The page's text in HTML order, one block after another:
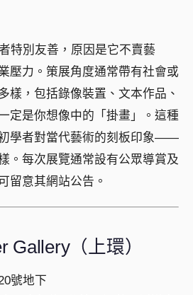
特別友善，原因是它不賣藝
壓力。策展角度通常帶有社會或
樣，包括錄像裝置、文本作品、
定是你想像中的「掛畫」。這種
學者對當代藝術的刻板印象——
。每次展覽通常設有公眾導賞及
留意其網站公告。
Gallery（上環）
號地下